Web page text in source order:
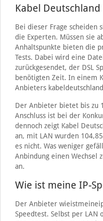
Kabel
Bei dieser Frage scheiden
die Experten. Müssen sie
Anhaltspunkte bieten die
Tests. Dabei wird eine
zurückgesendet, der DSL
benötigten Zeit. In einem
Anbieters
Der Anbieter bietet bis zu
Anschluss ist bei der
dennoch zeigt Kabel
an, mit LAN wurden
es nicht. Was weniger
Anbindung einen Wechsel
an.
Wie ist meine IP-
Der Anbieter
Speedtest. Selbst per LAN